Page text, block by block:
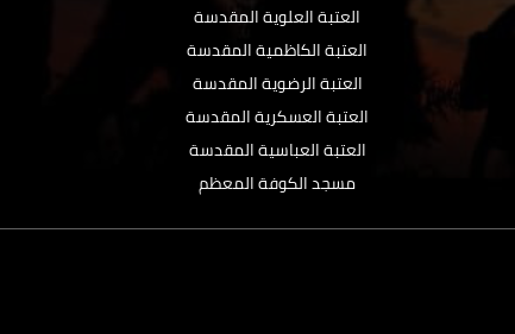
العتبة العلوية المقدسة
العتبة الكاظمية المقدسة
العتبة الرضوية المقدسة
العتبة العسكرية المقدسة
العتبة العباسية المقدسة
مسجد الكوفة المعظم